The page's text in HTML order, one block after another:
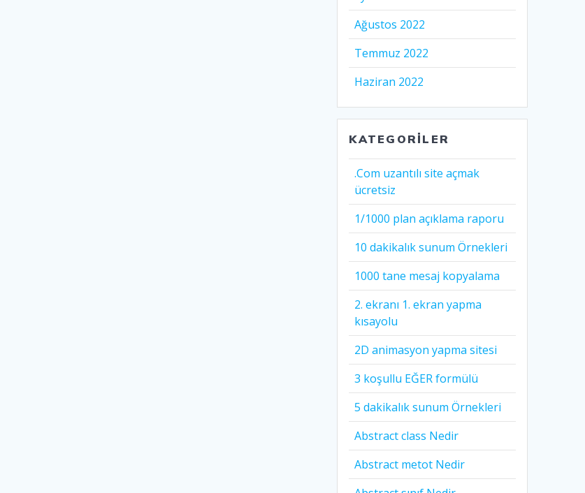
Ağustos 2022
Temmuz 2022
Haziran 2022
KATEGORILER
.Com uzantılı site açmak
ücretsiz
1/1000 plan açıklama raporu
10 dakikalık sunum Örnekleri
1000 tane mesaj kopyalama
2. ekranı 1. ekran yapma
kısayolu
2D animasyon yapma sitesi
3 koşullu EĞER formülü
5 dakikalık sunum Örnekleri
Abstract class Nedir
Abstract metot Nedir